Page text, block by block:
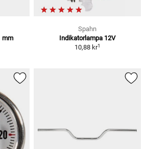
mm
Spahn
Indikatorlampa 12V
10,88 kr1